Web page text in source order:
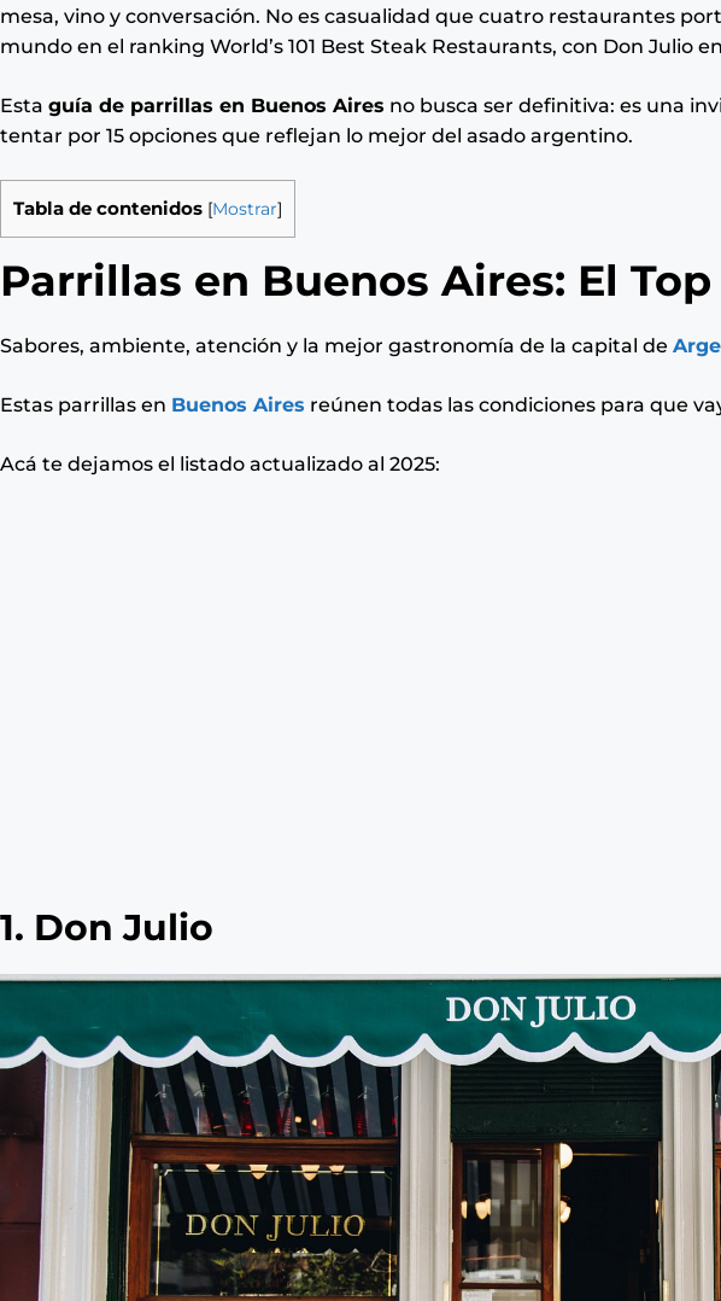
mesa, vino y conversación. No es casualidad que cuatro restaurantes
mundo en el ranking World’s 101 Best Steak Restaurants, con Don Julio
Esta guía de parrillas en Buenos Aires no busca ser definitiva: es una
tentar por 15 opciones que reflejan lo mejor del asado argentino.
Tabla de contenidos [Mostrar]
Parrillas en Buenos Aires: El Top
Sabores, ambiente, atención y la mejor gastronomía de la capital de
Estas parrillas en Buenos Aires reúnen todas las condiciones para que
Acá te dejamos el listado actualizado al 2025:
1. Don Julio